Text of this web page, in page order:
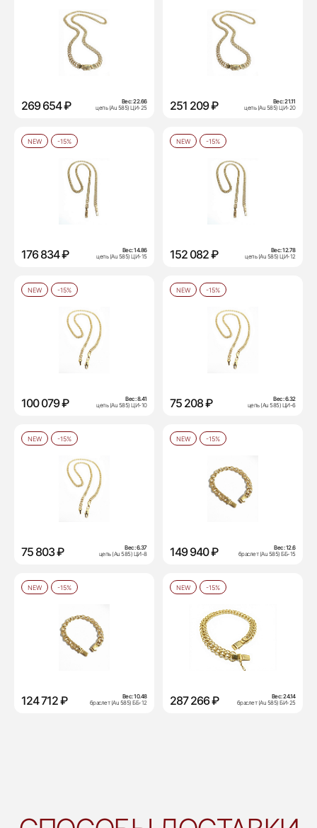
269 654 ₽ Вес:22.66
цепь (Au 585) ЦИ-25
251 209 ₽ Вес:21.11
цепь (Au 585) ЦИ-20
NEW -15%
176 834 ₽ Вес:14.86
цепь (Au 585) ЦИ-15
NEW -15%
152 082 ₽ Вес:12.78
цепь (Au 585) ЦИ-12
NEW -15%
100 079 ₽ Вес:8.41
цепь (Au 585) ЦИ-10
NEW -15%
75 208 ₽ Вес:6.32
цепь (Au 585) ЦИ-6
NEW -15%
75 803 ₽ Вес:6.37
цепь (Au 585) ЦИ-8
NEW -15%
149 940 ₽ Вес:12.6
браслет (Au 585) ББ-15
NEW -15%
124 712 ₽ Вес:10.48
браслет (Au 585) ББ-12
NEW -15%
287 266 ₽ Вес:24.14
браслет (Au 585) БИ-25